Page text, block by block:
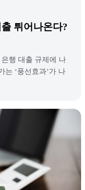
튀어나온다?
행 대출 규제에 나
는 ‘풍선효과’가 나